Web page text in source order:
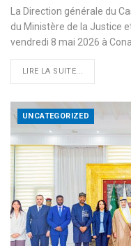
La Direction générale du
du Ministère de la Justice
vendredi 8 mai 2026 à
LIRE LA SUITE...
UNCATEGORIZED